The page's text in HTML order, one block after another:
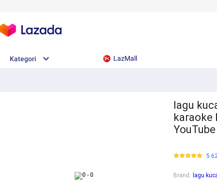
Kategori LazMall
lagu
karaoke
YouTube
Brand : lagu